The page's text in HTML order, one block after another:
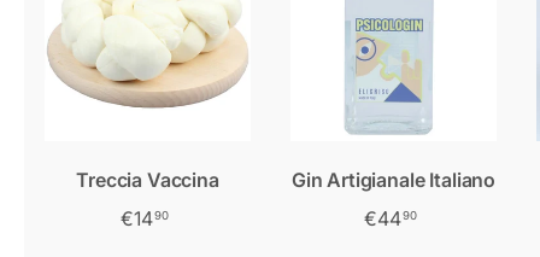
Treccia Vaccina
€1490
Gin Artigianale Italiano
€4490